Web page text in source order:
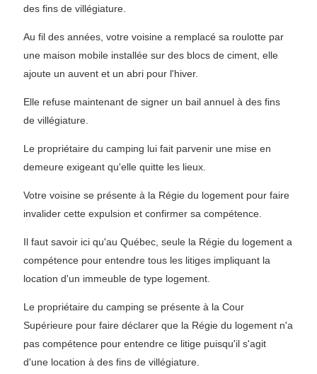
des fins de villégiature.
Au fil des années, votre voisine a remplacé sa roulotte par
une maison mobile installée sur des blocs de ciment, elle
ajoute un auvent et un abri pour l'hiver.
Elle refuse maintenant de signer un bail annuel à des fins
de villégiature.
Le propriétaire du camping lui fait parvenir une mise en
demeure exigeant qu'elle quitte les lieux.
Votre voisine se présente à la Régie du logement pour faire
invalider cette expulsion et confirmer sa compétence.
Il faut savoir ici qu'au Québec, seule la Régie du logement a
compétence pour entendre tous les litiges impliquant la
location d'un immeuble de type logement.
Le propriétaire du camping se présente à la Cour
Supérieure pour faire déclarer que la Régie du logement n'a
pas compétence pour entendre ce litige puisqu'il s'agit
d'une location à des fins de villégiature.